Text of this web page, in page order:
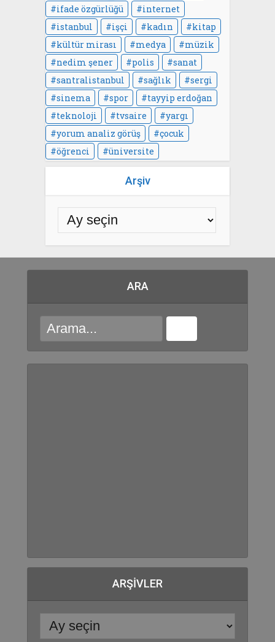
ifade özgürlüğü
internet
istanbul
işçi kadın
kitap
kültür mirası
medya
müzik
nedim şener
polis
sanat
santralistanbul
sağlık
sergi
sinema
spor
tayyip erdoğan
teknoloji
tvsaire
yargı
yorum analiz görüş
çocuk
öğrenci
üniversite
Arşiv
ARA
ARŞIVLER